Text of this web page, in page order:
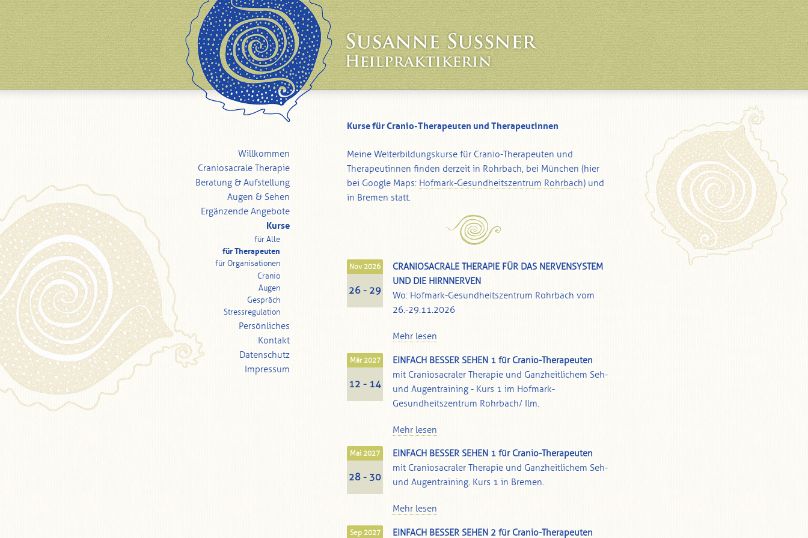
Willkommen
Craniosacrale Therapie
Beratung & Aufstellung
Augen & Sehen
Ergänzende Angebote
Kurse
für Alle
für Therapeuten
für Organisationen
Cranio
Augen
Gespräch
Stressregulation
Persönliches
Kontakt
Datenschutz
Impressum
Kurse für Cranio-Therapeuten und Therapeutinnen
Meine Weiterbildungskurse für Cranio-Therapeuten und
Therapeutinnen finden derzeit in Rohrbach, bei München (hier
bei Google Maps: Hofmark-Gesundheitszentrum Rohrbach) und
in Bremen statt.
Nov 2026
26 - 29
CRANIOSACRALE THERAPIE FÜR DAS NERVENSYSTEM
UND DIE HIRNNERVEN
Wo: Hofmark-Gesundheitszentrum Rohrbach vom
26.-29.11.2026
Mehr lesen
Mär 2027
12 - 14
EINFACH BESSER SEHEN 1 für Cranio-Therapeuten
mit Craniosacraler Therapie und Ganzheitlichem Seh-
und Augentraining - Kurs 1 im Hofmark-
Gesundheitszentrum Rohrbach/ Ilm.
Mehr lesen
Mai 2027
28 - 30
EINFACH BESSER SEHEN 1 für Cranio-Therapeuten
mit Craniosacraler Therapie und Ganzheitlichem Seh-
und Augentraining. Kurs 1 in Bremen.
Mehr lesen
Sep 2027 EINFACH BESSER SEHEN 2 für Cranio-Therapeuten